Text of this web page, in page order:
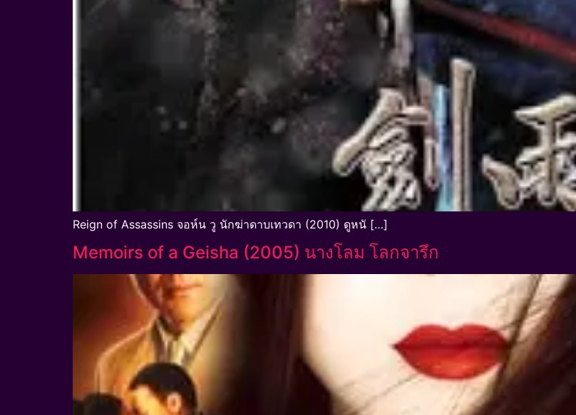
Reign of Assassins จอห์น วู นักฆ่าดาบเทวดา (2010) ดูหนั […]
Memoirs of a Geisha (2005) นางโลม โลกจารึก